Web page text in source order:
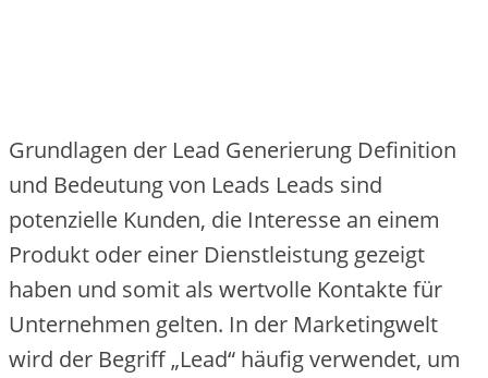
Grundlagen der Lead Generierung Definition
und Bedeutung von Leads Leads sind
potenzielle Kunden, die Interesse an einem
Produkt oder einer Dienstleistung gezeigt
haben und somit als wertvolle Kontakte für
Unternehmen gelten. In der Marketingwelt
wird der Begriff „Lead“ häufig verwendet, um